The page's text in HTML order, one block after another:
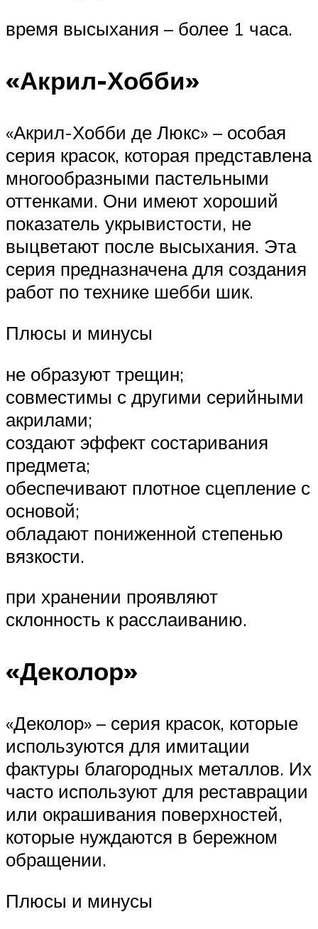
время высыхания – более 1 часа.
«Акрил-Хобби»
«Акрил-Хобби де Люкс» – особая
серия красок, которая представлена
многообразными пастельными
оттенками. Они имеют хороший
показатель укрывистости, не
выцветают после высыхания. Эта
серия предназначена для создания
работ по технике шебби шик.
Плюсы и минусы
не образуют трещин;
совместимы с другими серийными
акрилами;
создают эффект состаривания
предмета;
обеспечивают плотное сцепление с
основой;
обладают пониженной степенью
вязкости.
при хранении проявляют
склонность к расслаиванию.
«Деколор»
«Деколор» – серия красок, которые
используются для имитации
фактуры благородных металлов. Их
часто используют для реставрации
или окрашивания поверхностей,
которые нуждаются в бережном
обращении.
Плюсы и минусы